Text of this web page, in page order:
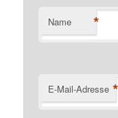
Name *
E-Mail-Adresse *